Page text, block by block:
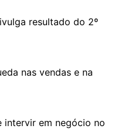
resultado do 2º
nas vendas e na
intervir em negócio no